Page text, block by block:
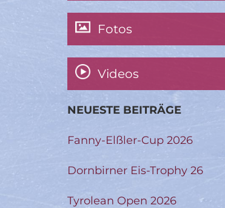
Fotos
Videos
NEUESTE BEITRÄGE
Fanny-Elßler-Cup 2026
Dornbirner Eis-Trophy 26
Tyrolean Open 2026